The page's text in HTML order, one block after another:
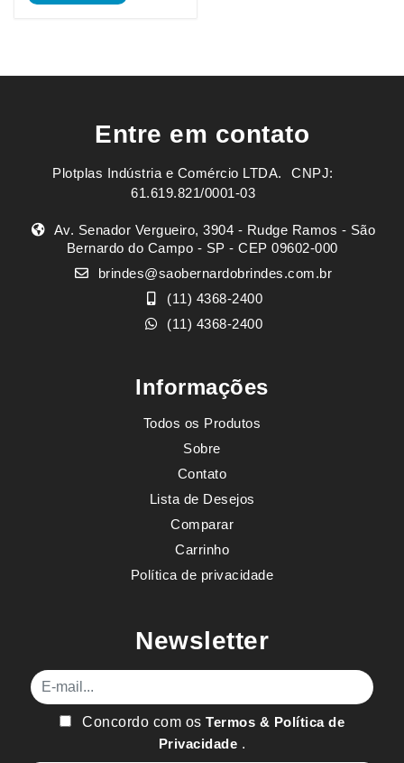
Entre em contato
Plotplas Indústria e Comércio LTDA. ㅤㅤㅤ CNPJ:
61.619.821/0001-03
Av. Senador Vergueiro, 3904 - Rudge Ramos - São
Bernardo do Campo - SP - CEP 09602-000
brindes@saobernardobrindes.com.br
(11) 4368-2400
(11) 4368-2400
Informações
Todos os Produtos
Sobre
Contato
Lista de Desejos
Comparar
Carrinho
Política de privacidade
Newsletter
E-mail
Concordo com osTermos & Política de
Privacidade .